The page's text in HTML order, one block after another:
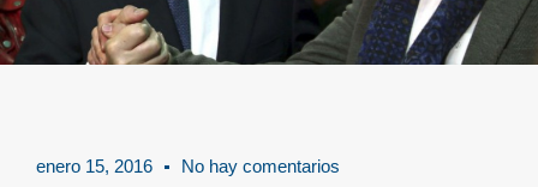
enero 15, 2016 No hay comentarios